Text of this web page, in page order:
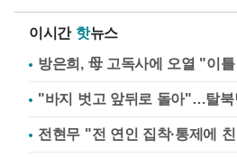
이시간 핫뉴스
방은희, 母 고독사에 오열 "이
"바지 벗고 앞뒤로 돌아"…탈북
전현무 "전 연인 집착·통제에